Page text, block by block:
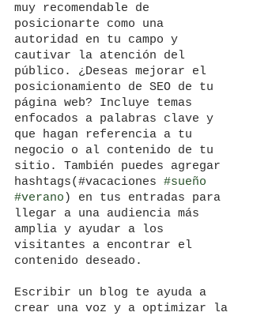
muy recomendable de
posicionarte como una
autoridad en tu campo y
cautivar la atención del
público. ¿Deseas mejorar el
posicionamiento de SEO de tu
página web? Incluye temas
enfocados a palabras clave y
que hagan referencia a tu
negocio o al contenido de tu
sitio. También puedes agregar
hashtags(#vacaciones #sueño
#verano ) en tus entradas para
llegar a una audiencia más
amplia y ayudar a los
visitantes a encontrar el
contenido deseado.
Escribir un blog te ayuda a
crear una voz y a optimizar la